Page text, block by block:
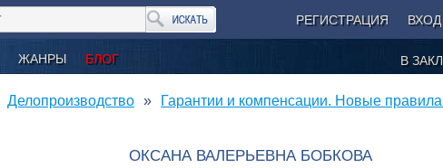
РЕГИСТРАЦИЯ ВХОД
ЖАНРЫ БЛОГ В
Делопроизводство Гарантии и компенсации. Новые
ОКСАНА ВАЛЕРЬЕВНА БОБКОВА